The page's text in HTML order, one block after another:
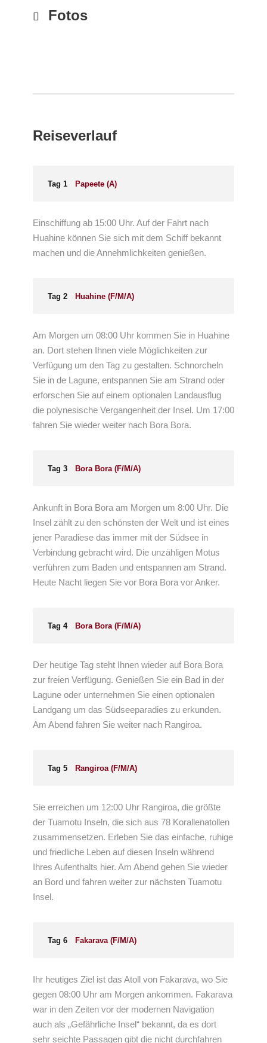
Fotos
Reiseverlauf
Tag 1 Papeete (A)
Einschiffung ab 15:00 Uhr. Auf der Fahrt nach
Huahine können Sie sich mit dem Schiff bekannt
machen und die Annehmlichkeiten genießen.
Tag 2 Huahine (F/M/A)
Am Morgen um 08:00 Uhr kommen Sie in Huahine
an. Dort stehen Ihnen viele Möglichkeiten zur
Verfügung um den Tag zu gestalten. Schnorcheln
Sie in de Lagune, entspannen Sie am Strand oder
erforschen Sie auf einem optionalen Landausflug
die polynesische Vergangenheit der Insel. Um 17:00
fahren Sie wieder weiter nach Bora Bora.
Tag 3 Bora Bora (F/M/A)
Ankunft in Bora Bora am Morgen um 8:00 Uhr. Die
Insel zählt zu den schönsten der Welt und ist eines
jener Paradiese das immer mit der Südsee in
Verbindung gebracht wird. Die unzähligen Motus
verführen zum Baden und entspannen am Strand.
Heute Nacht liegen Sie vor Bora Bora vor Anker.
Tag 4 Bora Bora (F/M/A)
Der heutige Tag steht Ihnen wieder auf Bora Bora
zur freien Verfügung. Genießen Sie ein Bad in der
Lagune oder unternehmen Sie einen optionalen
Landgang um das Südseeparadies zu erkunden.
Am Abend fahren Sie weiter nach Rangiroa.
Tag 5 Rangiroa (F/M/A)
Sie erreichen um 12:00 Uhr Rangiroa, die größte
der Tuamotu Inseln, die sich aus 78 Korallenatollen
zusammensetzen. Erleben Sie das einfache, ruhige
und friedliche Leben auf diesen Inseln während
Ihres Aufenthalts hier. Am Abend gehen Sie wieder
an Bord und fahren weiter zur nächsten Tuamotu
Insel.
Tag 6 Fakarava (F/M/A)
Ihr heutiges Ziel ist das Atoll von Fakarava, wo Sie
gegen 08:00 Uhr am Morgen ankommen. Fakarava
war in den Zeiten vor der modernen Navigation
auch als „Gefährliche Insel“ bekannt, da es dort
sehr seichte Passagen gibt die nicht durchfahren